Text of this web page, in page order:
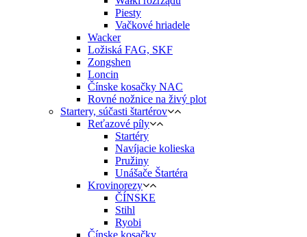
Piesty
Vačkové hriadele
Wacker
Ložiská FAG, SKF
Zongshen
Loncin
Čínske kosačky NAC
Rovné nožnice na živý plot
Startery, súčasti štartérov
Reťazové píly
Startéry
Navíjacie kolieska
Pružiny
Unášače Štartéra
Krovinorezy
ČÍNSKE
Stihl
Ryobi